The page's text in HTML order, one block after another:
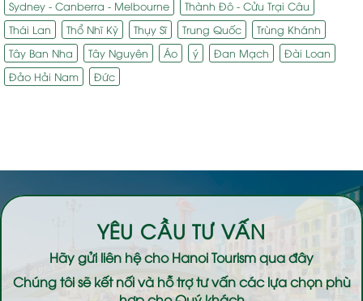
Sydney - Canberra - Melbourne
Thành Đô - Cửu Trại Câu
Thái Lan
Thổ Nhĩ Kỳ Thụy Sĩ Trung Quốc
Trùng Khánh
Tây Ban Nha
Tây Nguyên Áo ý Đan Mạch
Đài Loan
Đảo Hải Nam
Đức
YÊU CẦU TƯ VẤN
Hãy gửi liên hệ choHanoi Tourismqua đây
Chúng tôi sẽ kết nối và hỗ trợ tư vấn các lựa chọn phù